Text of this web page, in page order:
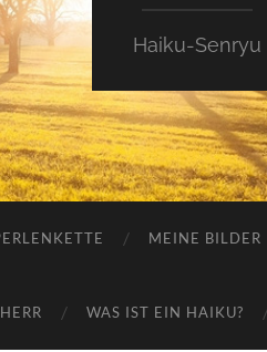
Haiku-Senryu
MEINE BILDER
WAS IST EIN HAIKU?